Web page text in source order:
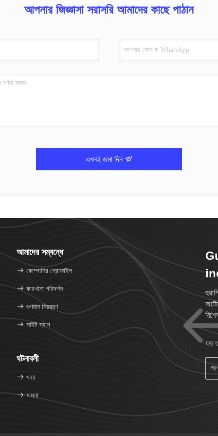
আপনার জিজ্ঞাসা সরাসরি আমাদের কাছে পাঠান
এখনই জমা দিন
আমাদের সম্বন্ধে
কোম্পানির প্রোফাইল
কারখানা পরিদর্শন
গুণমান নিয়ন্ত্রণ
সাইট ম্যাপ
ঘটনাবলী
খবর
মামলা
যত